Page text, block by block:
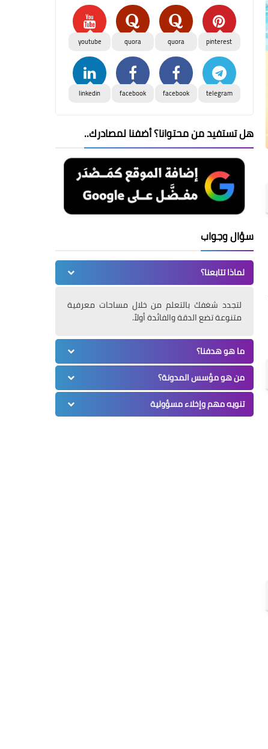
pinterest
quora
quora
youtube
telegram
facebook
facebook
linkedin
هل تستفيد من محتوانا؟ أضفنا لمصادرك..
سؤال وجواب
لماذا تتابعنا؟
لتجدد شغفك بالتعلم من خلال مساحات معرفية
متنوعة تضع الدقة والفائدة أولاً.
ما هو هدفنا؟
من هو مؤسس المدونة؟
تنويه مهم وإخلاء مسؤولية